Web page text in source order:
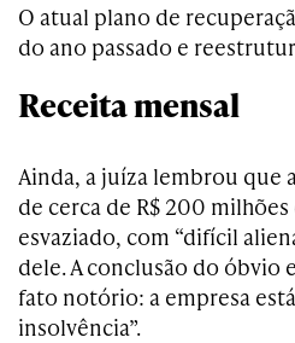
O atual plano de
do ano passado e
Receita mensal
Ainda, a juíza lembrou que
de cerca de R$ 200
esvaziado, com “difícil
dele. A conclusão do óbvio
fato notório: a empresa
insolvência”.